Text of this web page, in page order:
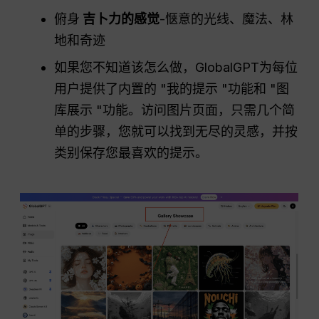
俯身 吉卜力的感觉-惬意的光线、魔法、林
地和奇迹
如果您不知道该怎么做，GlobalGPT为每位
用户提供了内置的 "我的提示 "功能和 "图
库展示 "功能。访问图片页面，只需几个简
单的步骤，您就可以找到无尽的灵感，并按
类别保存您最喜欢的提示。